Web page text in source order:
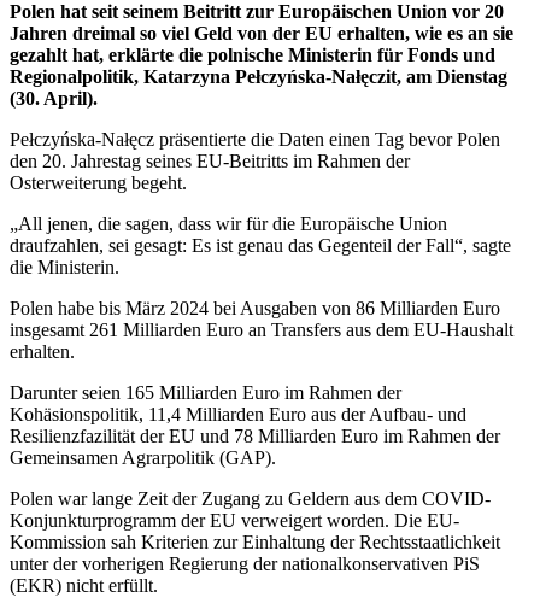
Polen hat seit seinem Beitritt zur Europäischen Union vor 20
Jahren dreimal so viel Geld von der EU erhalten, wie es an sie
gezahlt hat, erklärte die polnische Ministerin für Fonds und
Regionalpolitik, Katarzyna Pełczyńska-Nałęczit, am Dienstag
(30. April).
Pełczyńska-Nałęcz präsentierte die Daten einen Tag bevor Polen
den 20. Jahrestag seines EU-Beitritts im Rahmen der
Osterweiterung begeht.
„All jenen, die sagen, dass wir für die Europäische Union
draufzahlen, sei gesagt: Es ist genau das Gegenteil der Fall“, sagte
die Ministerin.
Polen habe bis März 2024 bei Ausgaben von 86 Milliarden Euro
insgesamt 261 Milliarden Euro an Transfers aus dem EU-Haushalt
erhalten.
Darunter seien 165 Milliarden Euro im Rahmen der
Kohäsionspolitik, 11,4 Milliarden Euro aus der Aufbau- und
Resilienzfazilität der EU und 78 Milliarden Euro im Rahmen der
Gemeinsamen Agrarpolitik (GAP).
Polen war lange Zeit der Zugang zu Geldern aus dem COVID-
Konjunkturprogramm der EU verweigert worden. Die EU-
Kommission sah Kriterien zur Einhaltung der Rechtsstaatlichkeit
unter der vorherigen Regierung der nationalkonservativen PiS
(EKR) nicht erfüllt.